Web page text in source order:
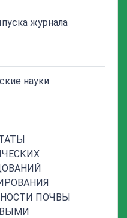
журнала
науки
ПОЧВЫ